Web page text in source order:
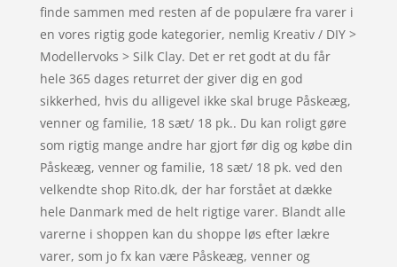
finde sammen med resten af de populære fra varer i
en vores rigtig gode kategorier, nemlig Kreativ / DIY >
Modellervoks > Silk Clay. Det er ret godt at du får
hele 365 dages returret der giver dig en god
sikkerhed, hvis du alligevel ikke skal bruge Påskeæg,
venner og familie, 18 sæt/ 18 pk.. Du kan roligt gøre
som rigtig mange andre har gjort før dig og købe din
Påskeæg, venner og familie, 18 sæt/ 18 pk. ved den
velkendte shop Rito.dk, der har forstået at dække
hele Danmark med de helt rigtige varer. Blandt alle
varerne i shoppen kan du shoppe løs efter lækre
varer, som jo fx kan være Påskeæg, venner og